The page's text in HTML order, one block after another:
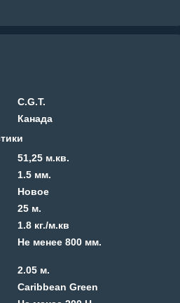
C.G.T.
Канада
51,25 м.кв.
1.5 мм.
Новое
25 м.
1.8 кг./м.кв
Не менее 800 мм.
2.05 м.
Caribbean Green